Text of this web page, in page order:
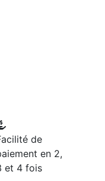
de
en 2,
et 4 fois